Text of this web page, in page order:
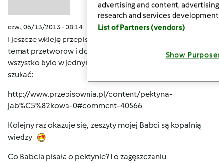
czw., 06/13/2013 - 08:14
I jeszcze wkleję przepis na
temat przetworów i dobrze, żeby w miarę możliwości
wszystko bylo w jednym temacie
szukać:
http://www.przepisownia.pl/content/pektyna-
jab%C5%82kowa-0#comment-40566
Kolejny raz okazuje się, zeszyty mojej Babci są kopalnią
wiedzy
Co Babcia pisała o pektynie? I o zagęszczaniu
advertising and content,
research and services
List of Partners (vendors)
Show